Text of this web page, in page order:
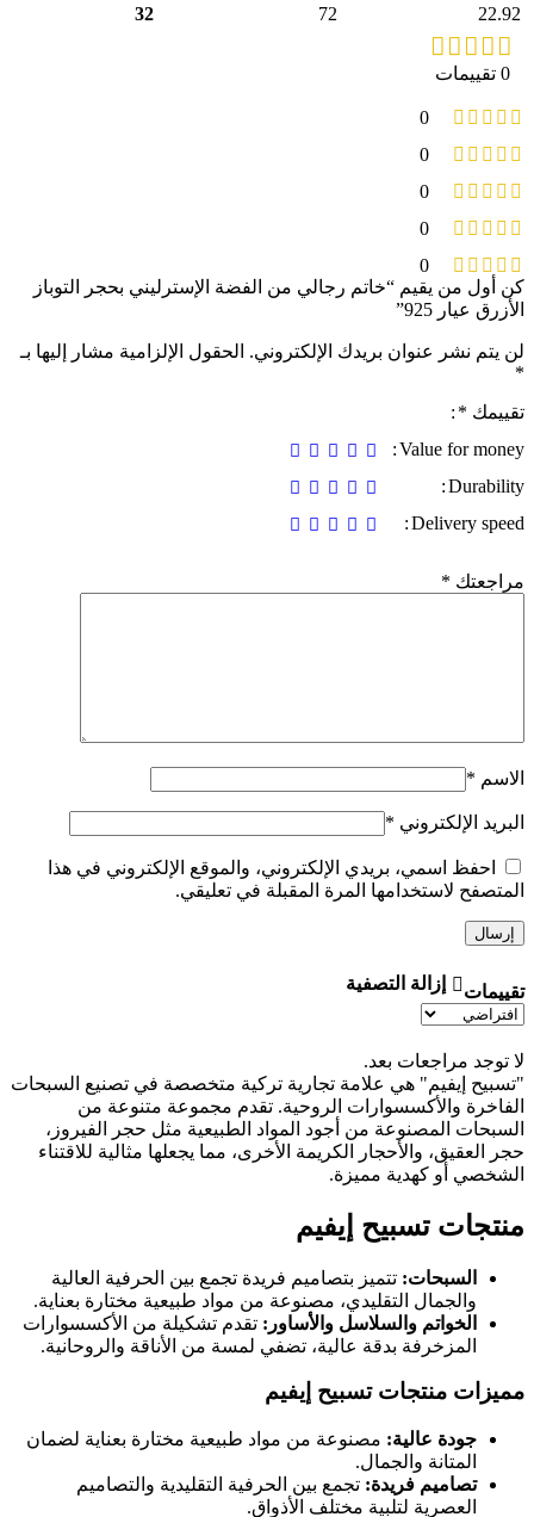
22.92
72
32
0 تقييمات
0
0
0
0
0
تقييمات إزالة التصفية
لا توجد مراجعات بعد.
كن أول من يقيم “خاتم رجالي من الفضة الإسترليني بحجر التوباز
الأزرق عيار 925”
لن يتم نشر عنوان بريدك الإلكتروني. الحقول الإلزامية مشار إليها بـ
*
تقييمك *
Value for money
Durability
Delivery speed
مراجعتك *
الاسم *
البريد الإلكتروني *
احفظ اسمي، بريدي الإلكتروني، والموقع الإلكتروني في هذا
المتصفح لاستخدامها المرة المقبلة في تعليقي.
"تسبيح إيفيم" هي علامة تجارية تركية متخصصة في تصنيع السبحات
الفاخرة والأكسسوارات الروحية. تقدم مجموعة متنوعة من
السبحات المصنوعة من أجود المواد الطبيعية مثل حجر الفيروز،
حجر العقيق، والأحجار الكريمة الأخرى، مما يجعلها مثالية للاقتناء
الشخصي أو كهدية مميزة.
منتجات تسبيح إيفيم
السبحات: تتميز بتصاميم فريدة تجمع بين الحرفية العالية
والجمال التقليدي، مصنوعة من مواد طبيعية مختارة بعناية.
الخواتم والسلاسل والأساور: تقدم تشكيلة من الأكسسوارات
المزخرفة بدقة عالية، تضفي لمسة من الأناقة والروحانية.
مميزات منتجات تسبيح إيفيم
جودة عالية: مصنوعة من مواد طبيعية مختارة بعناية لضمان
المتانة والجمال.
تصاميم فريدة: تجمع بين الحرفية التقليدية والتصاميم
العصرية لتلبية مختلف الأذواق.